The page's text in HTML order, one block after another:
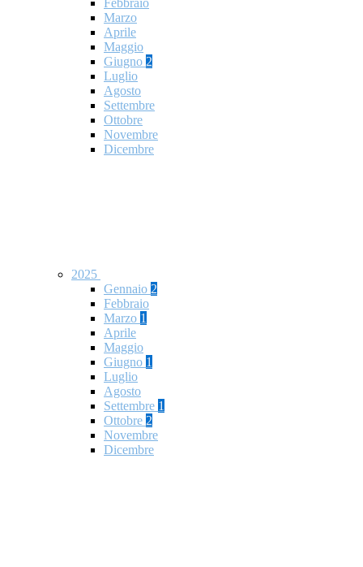
Febbraio
Marzo
Aprile
Maggio
Giugno 2
Luglio
Agosto
Settembre
Ottobre
Novembre
Dicembre
2025
Gennaio 2
Febbraio
Marzo 1
Aprile
Maggio
Giugno 1
Luglio
Agosto
Settembre 1
Ottobre 2
Novembre
Dicembre